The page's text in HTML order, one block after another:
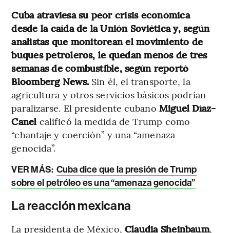
Cuba atraviesa su peor crisis económica
desde la caída de la Unión Soviética y, según
analistas que monitorean el movimiento de
buques petroleros, le quedan menos de tres
semanas de combustible, según reportó
Bloomberg News. Sin él, el transporte, la
agricultura y otros servicios básicos podrían
paralizarse. El presidente cubano Miguel Díaz-
Canel calificó la medida de Trump como
“chantaje y coerción” y una “amenaza
genocida”.
VER MÁS: Cuba dice que la presión de Trump
sobre el petróleo es una “amenaza genocida”
La reacción mexicana
La presidenta de México, Claudia Sheinbaum,